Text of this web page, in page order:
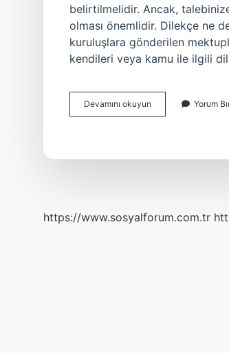
belirtilmelidir. Ancak,
olması önemlidir. Dilekçe ne
kuruluşlara gönderilen
kendileri veya kamu ile ilgili
Devamını okuyun
Hakkı
Yorum
https://www.sosyalforum.com.tr